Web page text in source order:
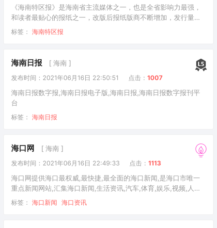
《海南特区报》是海南省主流媒体之一，也是全省影响力最强，
和读者最贴心的报纸之一，改版后报纸版商不断增加，发行量迅
速增涨，日发行量已达，按城市人口计算，平均7.6人就拥有一份
《海南特区报》。
标签： 海南特区报
海南日报 [ 海南 ]
发布时间：2021年06月16日 22:50:51 点击： 1007
海南日报数字报,海南日报电子版,海南日报,海南日报数字报刊平
台
标签： 海南日报
海口网 [ 海南 ]
发布时间：2021年06月16日 22:49:33 点击： 1113
海口网提供海口最权威,最快捷,最全面的海口新闻,是海口市唯一
重点新闻网站,汇集海口新闻,生活资讯,汽车,体育,娱乐,视频,人文,
健康,教育,旅游,,婚庆,美食等为一体的海口权威新闻门户网站，看
新闻就上海口网。
标签： 海口新闻 海口资讯